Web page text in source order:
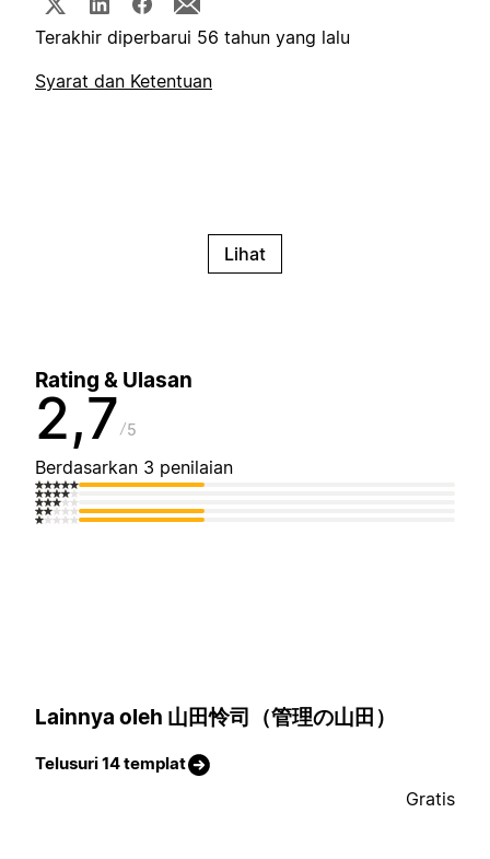
Terakhir diperbarui 56 tahun yang lalu
Syarat dan Ketentuan
Lihat
Rating & Ulasan
2,7 5
Berdasarkan 3 penilaian
Lainnya oleh 山田怜司（管理の山田）
Telusuri 14 templat
Gratis